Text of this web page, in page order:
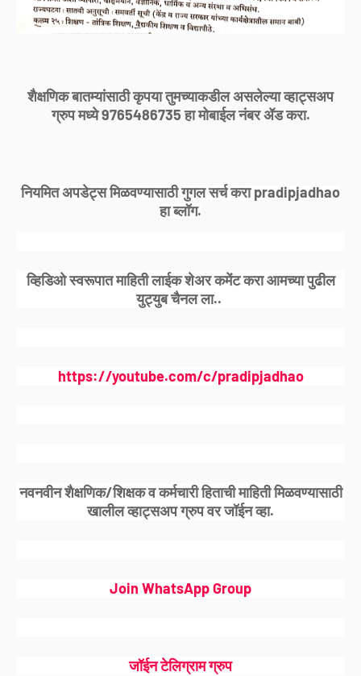
शैक्षणिक बातम्यांसाठी कृपया तुमच्याकडील असलेल्या व्हाट्सअप
ग्रुप मध्ये 9765486735 हा मोबाईल नंबर ॲड करा.
नियमित अपडेट्स मिळवण्यासाठी गुगल सर्च करा pradipjadhao
हा ब्लॉग.
व्हिडिओ स्वरूपात माहिती लाईक शेअर कमेंट करा आमच्या पुढील
युट्युब चैनल ला..
https://youtube.com/c/pradipjadhao
नवनवीन शैक्षणिक/शिक्षक व कर्मचारी हिताची माहिती मिळवण्यासाठी
खालील व्हाट्सअप ग्रुप वर जॉईन व्हा.
Join WhatsApp Group
जॉईन टेलिग्राम ग्रुप